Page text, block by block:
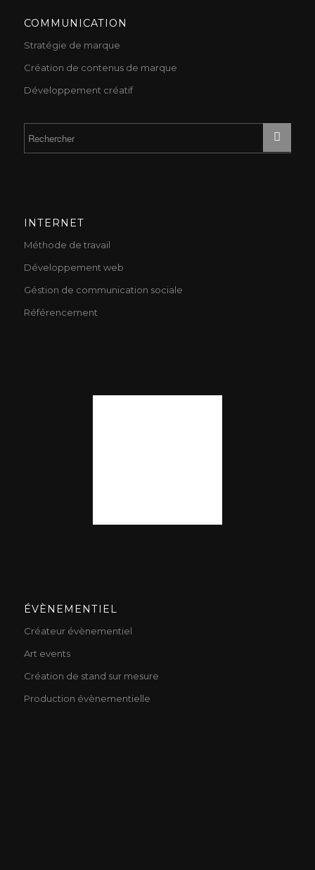
COMMUNICATION
Stratégie de marque
Création de contenus de marque
Développement créatif
INTERNET
Méthode de travail
Développement web
Géstion de communication sociale
Référencement
ÉVÈNEMENTIEL
Créateur évènementiel
Art events
Création de stand sur mesure
Production évènementielle